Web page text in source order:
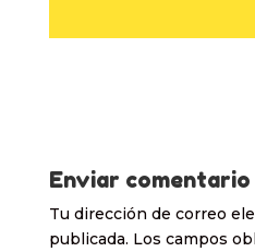
Enviar comentario
Tu dirección de correo
publicada. Los campos